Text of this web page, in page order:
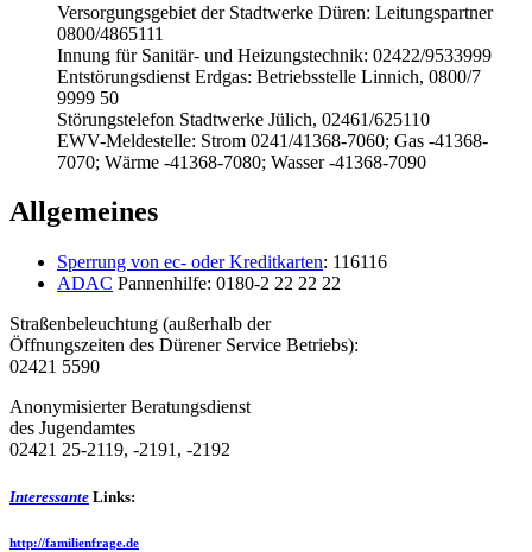
Versorgungsgebiet der Stadtwerke Düren: Leitungspartner
0800/4865111
Innung für Sanitär- und Heizungstechnik: 02422/9533999
Entstörungsdienst Erdgas: Betriebsstelle Linnich, 0800/7
9999 50
Störungstelefon Stadtwerke Jülich, 02461/625110
EWV-Meldestelle: Strom 0241/41368-7060; Gas -41368-
7070; Wärme -41368-7080; Wasser -41368-7090
Allgemeines
Sperrung von ec- oder Kreditkarten: 116116
ADAC Pannenhilfe: 0180-2 22 22 22
Straßenbeleuchtung (außerhalb der
Öffnungszeiten des Dürener Service Betriebs):
02421 5590
Anonymisierter Beratungsdienst
des Jugendamtes
02421 25-2119, -2191, -2192
Interessante Links:
http://familienfrage.de